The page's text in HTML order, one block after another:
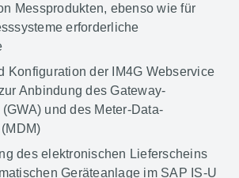
Messprodukten, ebenso wie für
erforderliche
Konfiguration der IM4G Webservice
Anbindung des Gateway-
und des Meter-Data-
des elektronischen Lieferscheins
Geräteanlage im SAP IS-U